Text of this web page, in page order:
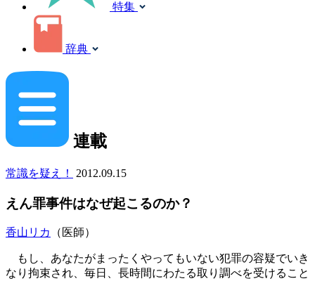
特集
辞典
連載
常識を疑え！ 2012.09.15
えん罪事件はなぜ起こるのか？
香山リカ （医師）
もし、あなたがまったくやってもいない犯罪の容疑でいき
なり拘束され、毎日、長時間にわたる取り調べを受けること